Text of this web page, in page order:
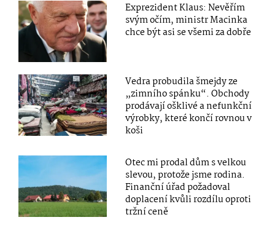
Exprezident Klaus: Nevěřím
svým očím, ministr Macinka
chce být asi se všemi za dobře
Vedra probudila šmejdy ze
„zimního spánku“. Obchody
prodávají ošklivé a nefunkční
výrobky, které končí rovnou v
koši
Otec mi prodal dům s velkou
slevou, protože jsme rodina.
Finanční úřad požadoval
doplacení kvůli rozdílu oproti
tržní ceně